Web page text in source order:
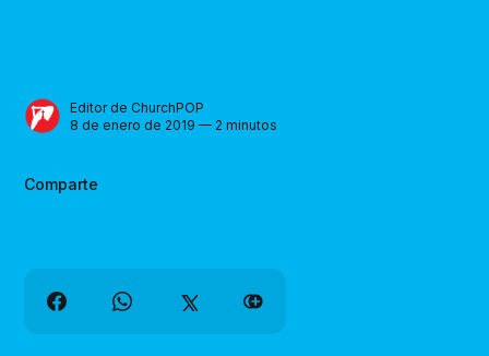
Editor de ChurchPOP
8 de enero de 2019 — 2 minutos
Comparte